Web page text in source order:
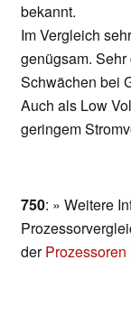
bekannt.
Im Vergleich
genügsam.
Schwächen bei
Auch als Low
geringem
750: » Weitere
der